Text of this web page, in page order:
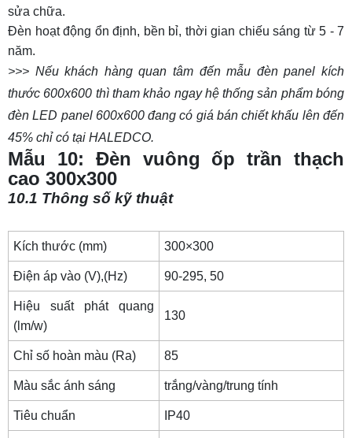
sửa chữa.
Đèn hoạt động ổn định, bền bỉ, thời gian chiếu sáng từ 5 - 7
năm.
>>> Nếu khách hàng quan tâm đến mẫu đèn panel kích
thước 600x600 thì tham khảo ngay hệ thống sản phẩm bóng
đèn LED panel 600x600đang có giá bán chiết khấu lên đến
45% chỉ có tại HALEDCO.
Mẫu 10: Đèn vuông ốp trần thạch
cao 300x300
10.1 Thông số kỹ thuật
Kích thước (mm) 300×300
Điện áp vào (V),(Hz) 90-295, 50
Hiệu suất phát quang
(lm/w)
130
Chỉ số hoàn màu (Ra) 85
Màu sắc ánh sáng trắng/vàng/trung tính
Tiêu chuẩn IP40